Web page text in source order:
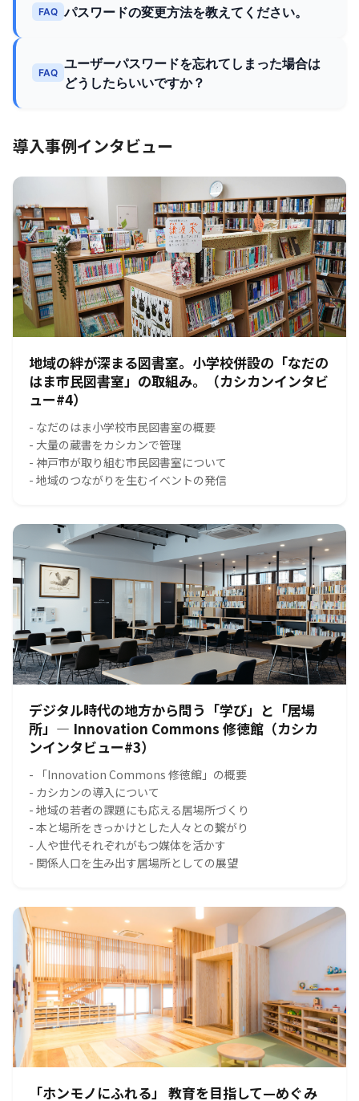
FAQ パスワードの変更方法を教えてください。
FAQ
ユーザーパスワードを忘れてしまった場合は
どうしたらいいですか？
導入事例インタビュー
地域の絆が深まる図書室。小学校併設の「なだの
はま市民図書室」の取組み。（カシカンインタビ
ュー#4）
- なだのはま小学校市民図書室の概要
- 大量の蔵書をカシカンで管理
- 神戸市が取り組む市民図書室について
- 地域のつながりを生むイベントの発信
デジタル時代の地方から問う「学び」と「居場
所」― Innovation Commons 修徳館（カシカ
ンインタビュー#3）
- 「Innovation Commons 修徳館」の概要
- カシカンの導入について
- 地域の若者の課題にも応える居場所づくり
- 本と場所をきっかけとした人々との繋がり
- 人や世代それぞれがもつ媒体を活かす
- 関係人口を生み出す居場所としての展望
「ホンモノにふれる」 教育を目指して—めぐみ